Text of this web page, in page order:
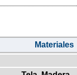
Materiales